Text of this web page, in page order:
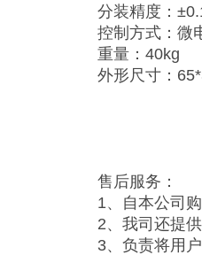
分装精度：
控制方式：微
重量：40kg
外形尺寸：
售后服务：
1、自本公司
2、我司还提
3、负责将用